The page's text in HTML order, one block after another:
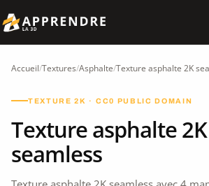
Accueil/Textures/Asphalte/Texture asphalte 2K
TEXTURE 2K · CC0 PUBLIC DOMAIN
Texture asphalte 2K
seamless